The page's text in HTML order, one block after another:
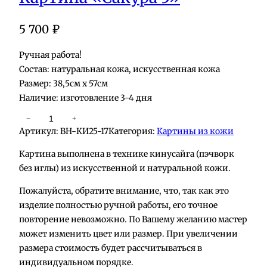
5 700 ₽
Ручная работа!
Состав: натуральная кожа, искусственная кожа
Размер: 38,5см х 57см
Наличие: изготовление 3-4 дня
о
л
и
е
с
т
в
о
т
− +
Артикул: BH-КИ25-17Категория: Картины из кожи
Картина выполнена в технике кинусайга (пэчворк
без иглы) из искусственной и натуральной кожи.
Пожалуйста, обратите внимание, что, так как это
изделие полностью ручной работы, его точное
повторение невозможно. По Вашему желанию мастер
может изменить цвет или размер. При увеличении
размера стоимость будет рассчитываться в
индивидуальном порядке.